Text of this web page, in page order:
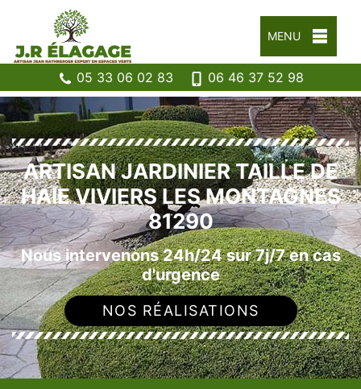
MENU
05 33 06 02 83 06 46 37 52 98
ARTISAN JARDINIER TAILLE DE
HAIE VIVIERS LES MONTAGNES
81290
Nous intervenons 24h/24 sur 7j/7 en cas
d'urgence
NOS RÉALISATIONS